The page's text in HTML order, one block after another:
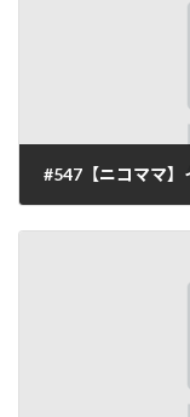
#547【ニコママ】